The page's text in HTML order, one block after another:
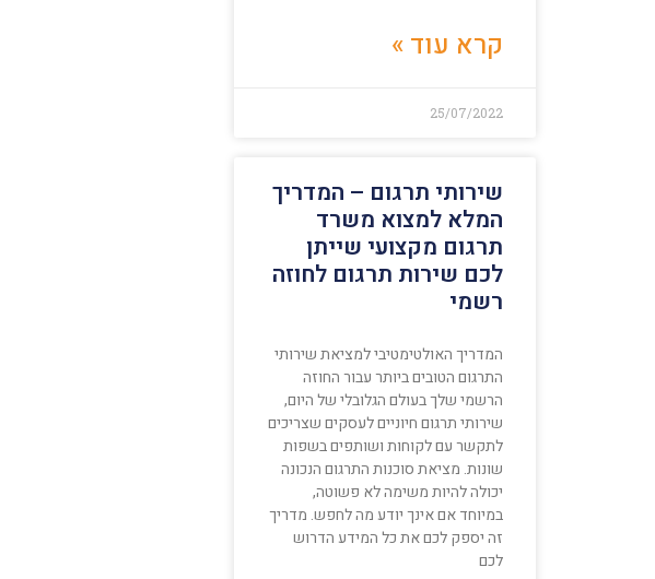
קרא עוד »
25/07/2022
שירותי תרגום – המדריך
המלא למצוא משרד
תרגום מקצועי שייתן
לכם שירות תרגום לחוזה
רשמי
המדריך האולטימטיבי למציאת שירותי
התרגום הטובים ביותר עבור החוזה
הרשמי שלך בעולם הגלובלי של היום,
שירותי תרגום חיוניים לעסקים שצריכים
לתקשר עם לקוחות ושותפים בשפות
שונות. מציאת סוכנות התרגום הנכונה
יכולה להיות משימה לא פשוטה,
במיוחד אם אינך יודע מה לחפש. מדריך
זה יספק לכם את כל המידע הדרוש
לכם